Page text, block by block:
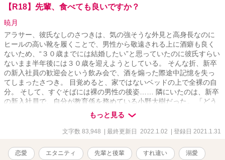
【R18】先輩、食べても良いですか？
暁月
アラサー、彼氏なしのさつきは、気の強そうな外見と高身長なのに
ヒールの高い靴を履くことで、男性から敬遠される上に酒癖も良く
ないため、“３０歳までには結婚したい”と思っていたのに彼氏すらい
ないまま半年後には３０歳を迎えようとしている。 そんな折、新卒
の新入社員の歓迎会という飲み会で、酒を煽った際途中記憶を失っ
てしまったさつき。 目覚めると、家ではないベッドの上で全裸の自
分。 そして、すぐそばには裸の男性の後姿…… 隣にいたのは、新卒
の新入社員で、自分が教育係を務めている小野大樹だった。 「どう
しよう？！もしかしなくても、後輩くんとシちゃったの？？！！」
身体の関係（？）から始まる先輩と後輩の、すれ違いラブコメで
す。 --------------------- ※更新は1～2日に1話を目安に7：00更新の予
もっと見る
文字数 83,948 | 最終更新日 2022.1.02 | 登録日 2021.1.31
恋愛 エタニティ 先輩と後輩 すれ違い 溺愛